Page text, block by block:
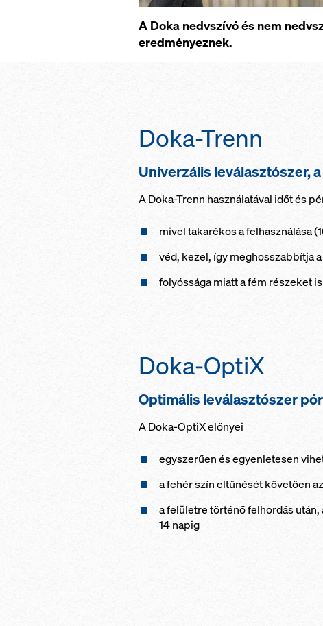
A Doka nedvszívó és nem
eredményeznek.
Doka-Trenn
Univerzális leválasztószer,
A Doka-Trenn használatával időt és
mivel takarékos a felhasználása
véd, kezel, így meghosszabbítja
folyóssága miatt a fém részeket
Doka-OptiX
Optimális leválasztószer
A Doka-OptiX előnyei
egyszerűen és egyenletesen
a fehér szín eltűnését követően
a felületre történő felhordás
14 napig